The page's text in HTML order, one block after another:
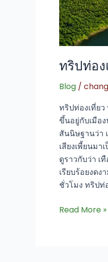
ทริปท่อง
Blog /
ทริปท่องเที่ยว
ขึ้นอยู่กับเมือ
สันนิษฐานว่า
เสียงเพี้ยนม
ดูราวกับว่า เ
เรียบร้อยงดง
ชั่วโมง ทริปท่
Read More »